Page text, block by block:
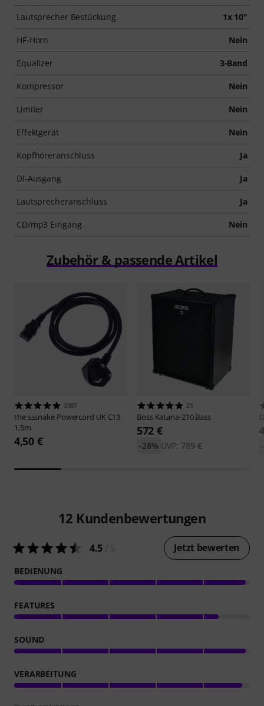
Lautsprecher Bestückung 1x 10"
HF-Horn Nein
Equalizer 3-Band
Kompressor Nein
Limiter Nein
Effektgerät Nein
Kopfhöreranschluss Ja
DI-Ausgang Ja
Lautsprecheranschluss Ja
CD/mp3 Eingang Nein
Zubehör & passende Artikel
3387
the sssnake Powercord UK C13
1,5m
4,50 €
21
Boss Katana-210 Bass
572 €
UVP: 789 €
-28%
12 Kundenbewertungen
4.5 Jetzt bewerten
BEDIENUNG
FEATURES
SOUND
VERARBEITUNG